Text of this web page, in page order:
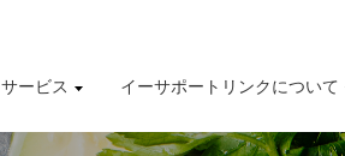
サービス イーサポートリンクについて